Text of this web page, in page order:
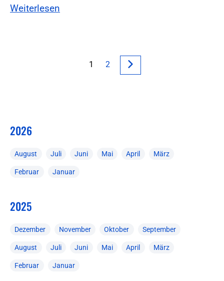
Weiterlesen
1 2
2026
August Juli Juni Mai April März
Februar Januar
2025
Dezember November Oktober September
August Juli Juni Mai April März
Februar Januar